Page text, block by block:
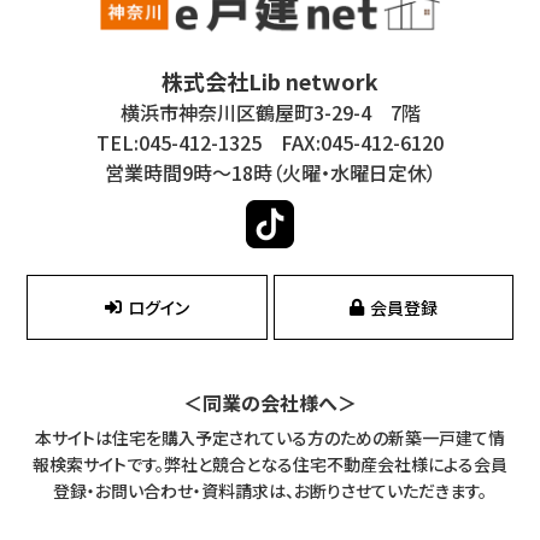
株式会社Lib network
横浜市神奈川区鶴屋町3-29-4 7階
TEL:045-412-1325 FAX:045-412-6120
営業時間9時～18時（火曜・水曜日定休）
ログイン 会員登録
＜同業の会社様へ＞
本サイトは住宅を購入予定されている方のための新築一戸建て情
報検索サイトです。弊社と競合となる住宅不動産会社様による会員
登録・お問い合わせ・資料請求は、お断りさせていただきます。